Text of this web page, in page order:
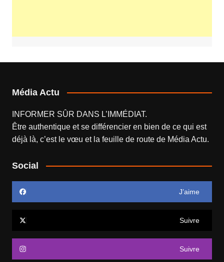
Média Actu
INFORMER SÛR DANS L’IMMÉDIAT.
Être authentique et se différencier en bien de ce qui est
déjà là, c’est le vœu et la feuille de route de Média Actu.
Social
J’aime
Suivre
Suivre